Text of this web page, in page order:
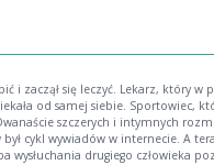
Lekarz, który w piciu
szczerych i intymnych
cykl wywiadów w internecie. A
drugiego człowieka poznania